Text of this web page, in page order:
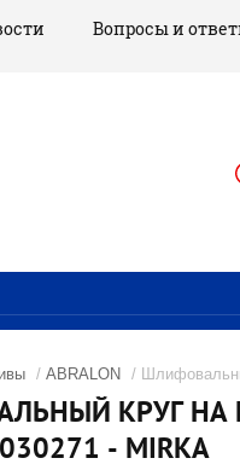
Вопросы и
/ ABRALON /
КРУГ НА
- MIRKA